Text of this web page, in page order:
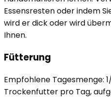
Essensresten oder indem
wird er dick oder wird
Ihnen.
Fütterung
Empfohlene Tagesmenge:
Trockenfutter pro Tag,